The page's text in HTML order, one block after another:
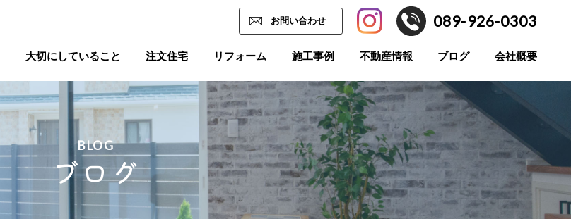
大切にしていること 注文住宅 リフォーム 施工事例 不動産情報 ブログ 会社概要
お問い合わせ 089-926-0303
BLOG
ブログ